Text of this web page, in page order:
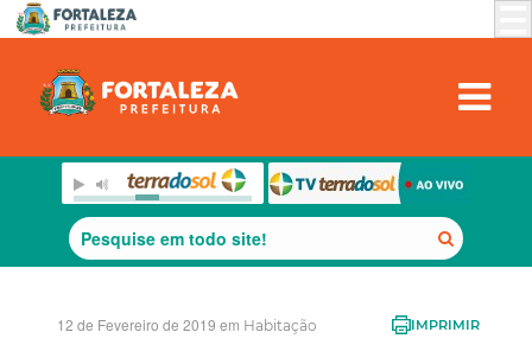
12 de Fevereiro de 2019 em Habitação IMPRIMIR